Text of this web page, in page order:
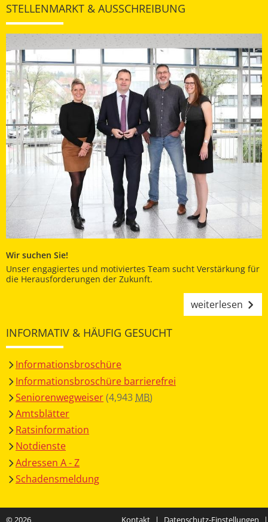
STELLENMARKT & AUSSCHREIBUNG
Wir suchen Sie!
Unser engagiertes und motiviertes Team sucht Verstärkung für
die Herausforderungen der Zukunft.
weiterlesen
INFORMATIV & HÄUFIG GESUCHT
Informationsbroschüre
Informationsbroschüre barrierefrei
Seniorenwegweiser(4,943 MB)
Amtsblätter
Ratsinformation
Notdienste
Adressen A - Z
Schadensmeldung
© 2026 Kontakt | Datenschutz-Einstellungen |